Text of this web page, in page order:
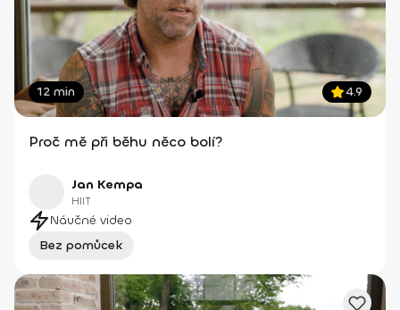
12 min 4.9
Proč mě při běhu něco bolí?
Jan Kempa
HIIT
Náučné video
Bez pomůcek